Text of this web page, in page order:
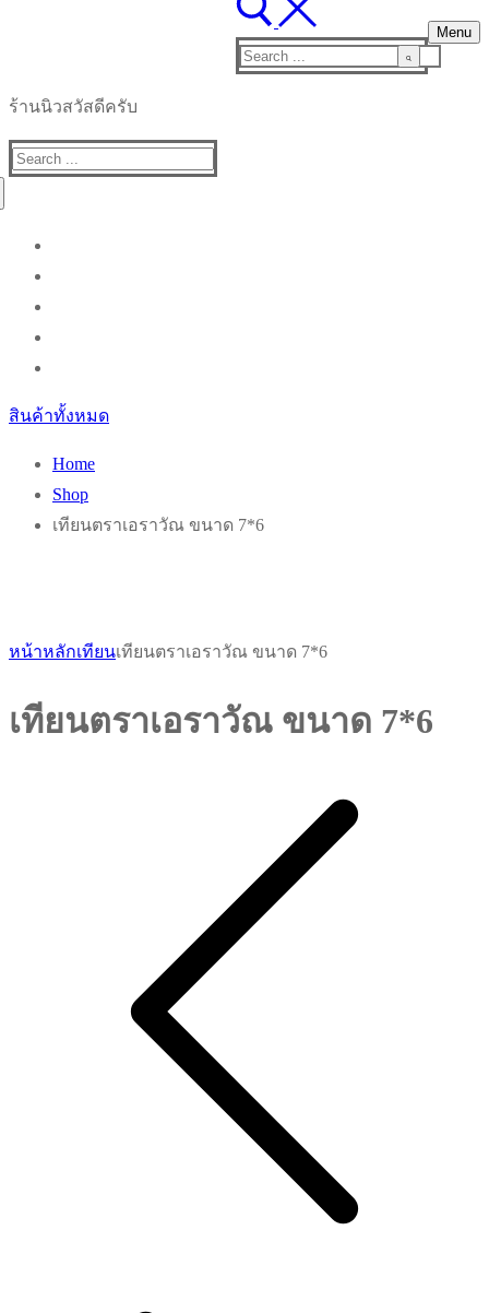
Search
Menu
ร้านนิวสวัสดีครับ
Search
สินค้าทั้งหมด
Home
Shop
เทียนตราเอราวัณ ขนาด 7*6
หน้าหลักเทียนเทียนตราเอราวัณ ขนาด 7*6
เทียนตราเอราวัณ ขนาด 7*6